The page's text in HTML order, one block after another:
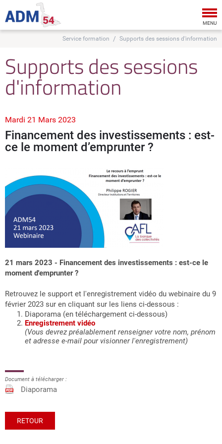
MENU
Service formation Supports des sessions d'information
Supports des sessions
d'information
Mardi 21 Mars 2023
Financement des investissements : est-
ce le moment d’emprunter ?
21 mars 2023 - Financement des investissements : est-ce le
moment d'emprunter ?
Retrouvez le support et l'enregistrement vidéo du webinaire du 9
février 2023 sur en cliquant sur les liens ci-dessous :
Diaporama (en téléchargement ci-dessous)
Enregistrement vidéo
(Vous devrez préalablement renseigner votre nom, prénom
et adresse e-mail pour visionner l'enregistrement)
Document à télécharger :
Diaporama
RETOUR